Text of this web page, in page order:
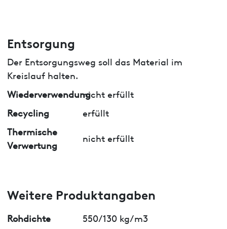
Entsorgung
Der Entsorgungsweg soll das Material im
Kreislauf halten.
Wiederverwendungnicht erfüllt
Recycling
erfüllt
Thermische
Verwertung
nicht erfüllt
Weitere Produktangaben
Rohdichte
550/130 kg/m3